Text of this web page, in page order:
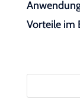
Vorteile im